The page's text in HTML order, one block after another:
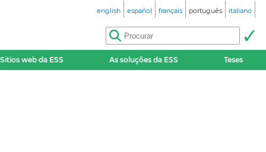
english español français português italiano
Sitios web da ESS As soluções da ESS Teses